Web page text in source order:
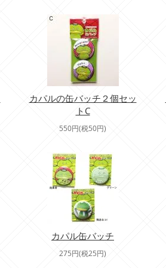
カパルの缶バッチ２個セッ
トC
550円(税50円)
カパル缶バッチ
275円(税25円)